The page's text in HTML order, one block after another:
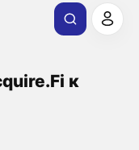
к